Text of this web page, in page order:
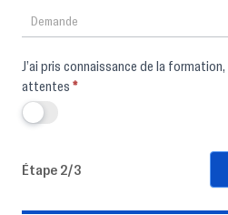
J’ai pris connaissance de la formation, elle correspond à mes
attentes *
Étape 2/3